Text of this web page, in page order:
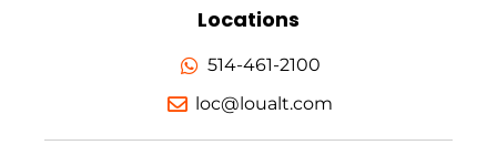
Locations
514-461-2100
loc@loualt.com